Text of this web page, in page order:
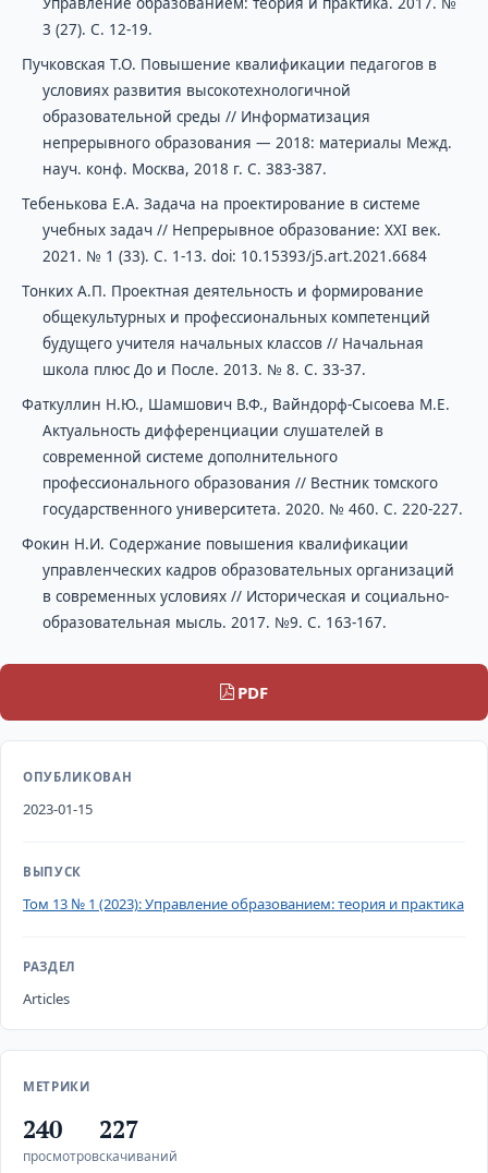
3 (27). С. 12-19.
Пучковская Т.О. Повышение квалификации педагогов в
условиях развития высокотехнологичной
образовательной среды // Информатизация
непрерывного образования — 2018: материалы Межд.
науч. конф. Москва, 2018 г. С. 383-387.
Тебенькова Е.А. Задача на проектирование в системе
учебных задач // Непрерывное образование: XXI век.
2021. № 1 (33). С. 1-13. doi: 10.15393/j5.art.2021.6684
Тонких А.П. Проектная деятельность и формирование
общекультурных и профессиональных компетенций
будущего учителя начальных классов // Начальная
школа плюс До и После. 2013. № 8. С. 33-37.
Фаткуллин Н.Ю., Шамшович В.Ф., Вайндорф-Сысоева М.Е.
Актуальность дифференциации слушателей в
современной системе дополнительного
профессионального образования // Вестник томского
государственного университета. 2020. № 460. С. 220-227.
Фокин Н.И. Содержание повышения квалификации
управленческих кадров образовательных организаций
в современных условиях // Историческая и социально-
образовательная мысль. 2017. №9. С. 163-167.
PDF
ОПУБЛИКОВАН
2023-01-15
ВЫПУСК
Том 13 № 1 (2023): Управление образованием: теория и практика
РАЗДЕЛ
Articles
МЕТРИКИ
240
просмотров
227
скачиваний